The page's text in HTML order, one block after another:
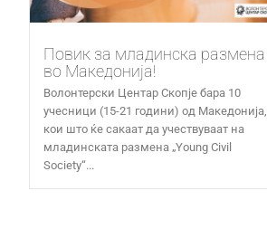
Повик за младинска размена
во Македонија!
Волонтерски Центар Скопје бара 10
учесници (15-21 години) од Македонија,
кои што ќе сакаат да учествуваат на
младинската размена „Young Civil
Society“...